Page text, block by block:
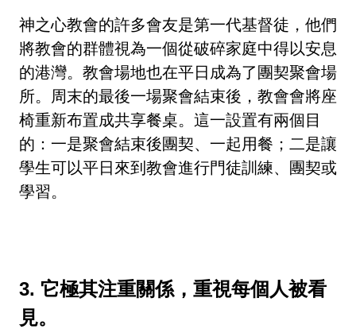
神之心教會的許多會友是第一代基督徒，他們
將教會的群體視為一個從破碎家庭中得以安息
的港灣。教會場地也在平日成為了團契聚會場
所。周末的最後一場聚會結束後，教會會將座
椅重新布置成共享餐桌。這一設置有兩個目
的：一是聚會結束後團契、一起用餐；二是讓
學生可以平日來到教會進行門徒訓練、團契或
學習。
3. 它極其注重關係，重視每個人被看
見。